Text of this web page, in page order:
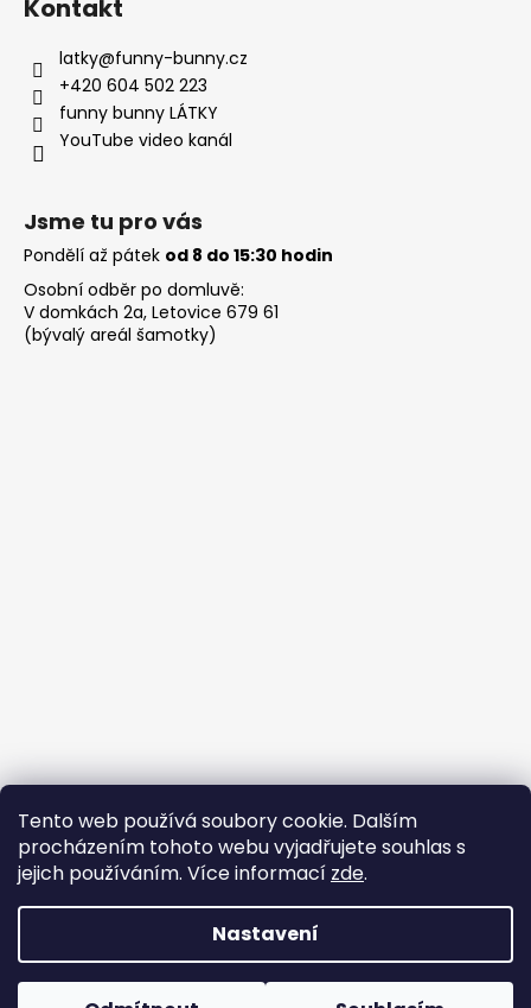
Tento web používá soubory cookie. Dalším
procházením tohoto webu vyjadřujete souhlas s
jejich používáním. Více informací zde.
Nastavení
Kontakt
latky@funny-bunny.cz
+420 604 502 223
funny bunny LÁTKY
YouTube video kanál
Jsme tu pro vás
Pondělí až pátek od 8 do 15:30 hodin
Osobní odběr po domluvě:
V domkách 2a, Letovice 679 61
(bývalý areál šamotky)
Buďte členem FB skupiny
Copyright 2026FUNNY-BUNNY látky. Všechna práva